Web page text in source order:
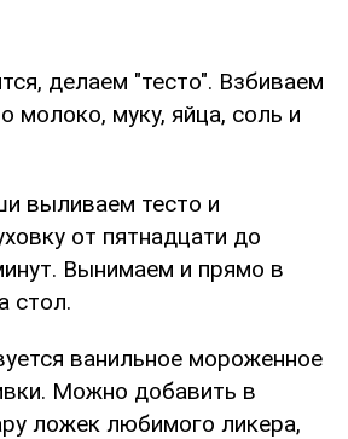
делаем "тесто". Взбиваем
молоко, муку, яйца, соль и
выливаем тесто и
от пятнадцати до
Вынимаем и прямо в
стол.
ванильное мороженное
Можно добавить в
ложек любимого ликера,